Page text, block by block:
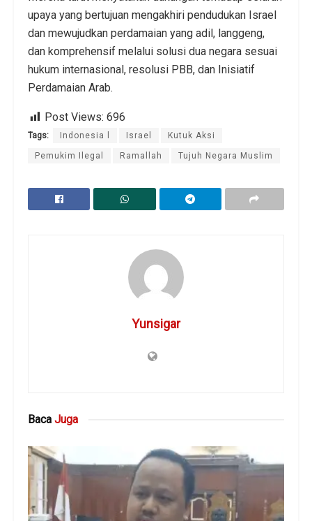
upaya yang bertujuan mengakhiri pendudukan Israel
dan mewujudkan perdamaian yang adil, langgeng,
dan komprehensif melalui solusi dua negara sesuai
hukum internasional, resolusi PBB, dan Inisiatif
Perdamaian Arab.
Post Views: 696
Tags: Indonesia l Israel Kutuk Aksi
Pemukim Ilegal Ramallah Tujuh Negara Muslim
Yunsigar
Baca Juga